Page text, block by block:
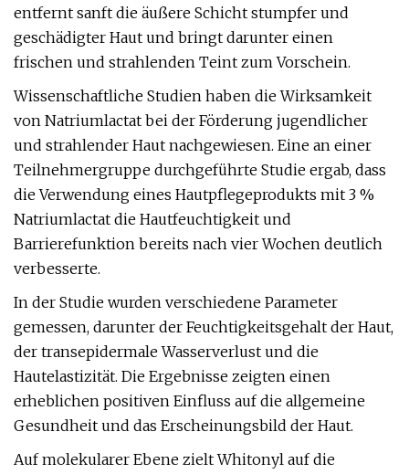
entfernt sanft die äußere Schicht stumpfer und
geschädigter Haut und bringt darunter einen
frischen und strahlenden Teint zum Vorschein.
Wissenschaftliche Studien haben die Wirksamkeit
von Natriumlactat bei der Förderung jugendlicher
und strahlender Haut nachgewiesen. Eine an einer
Teilnehmergruppe durchgeführte Studie ergab, dass
die Verwendung eines Hautpflegeprodukts mit 3 %
Natriumlactat die Hautfeuchtigkeit und
Barrierefunktion bereits nach vier Wochen deutlich
verbesserte.
In der Studie wurden verschiedene Parameter
gemessen, darunter der Feuchtigkeitsgehalt der Haut,
der transepidermale Wasserverlust und die
Hautelastizität. Die Ergebnisse zeigten einen
erheblichen positiven Einfluss auf die allgemeine
Gesundheit und das Erscheinungsbild der Haut.
Auf molekularer Ebene zielt Whitonyl auf die